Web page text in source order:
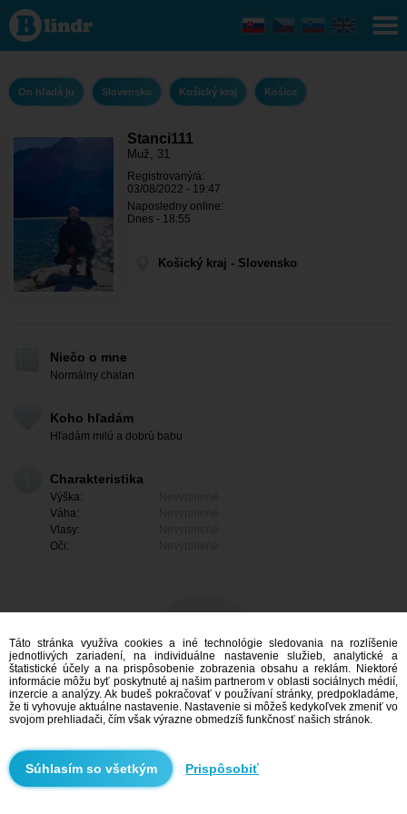
Stanci111
- On
hľadá ju
Košický
Košice
On hľadá ju Slovensko Košický kraj Košice
Stanci111
Muž, 31
Registrovaný/á:
03/08/2022 - 19:47
Naposledny online:
Dnes - 18:55
Košický kraj - Slovensko
Niečo o mne
Normálny chalan
Koho hľadám
Hľadám milú a dobrú babu
Charakteristika
Výška:
Váha:
Vlasy:
Oči:
Mám záujem
Vyhľadávanie
Táto stránka využíva cookies a iné technológie sledovania na rozlíšenie
jednotlivých zariadení, na individuálne nastavenie služieb, analytické a
štatistické účely a na prispôsobenie zobrazenia obsahu a reklám. Niektoré
informácie môžu byť poskytnuté aj našim partnerom v oblasti sociálnych médií,
inzercie a analýzy. Ak budeš pokračovať v používaní stránky, predpokladáme,
že ti vyhovuje aktuálne nastavenie. Nastavenie si môžeš kedykoľvek zmeniť vo
svojom prehliadači, čím však výrazne obmedzíš funkčnosť našich stránok.
Prispôsobiť